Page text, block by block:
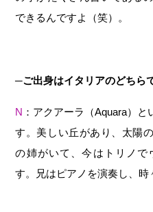
できるんですよ（笑）。
─ご出身はイタリアのどちら
N ：アクアーラ（Aquara）
す。美しい丘があり、太陽
の姉がいて、今はトリノで
す。兄はピアノを演奏し、時